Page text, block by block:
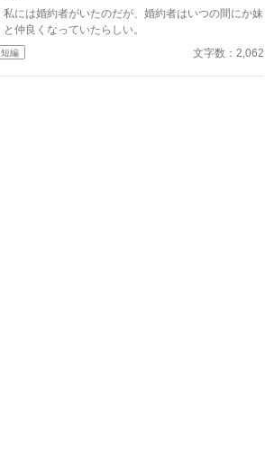
私には婚約者がいたのだが、婚約者はいつの間にか妹
と仲良くなっていたらしい。
短編 文字数：2,062